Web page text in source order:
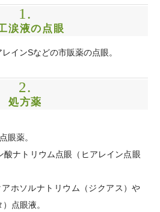
1.
涙液の点眼
インSなどの市販薬の点眼。
2.
処方薬
眼薬。
酸ナトリウム点眼（ヒアレイン点眼
ホソルナトリウム（ジクアス）や
点眼液。